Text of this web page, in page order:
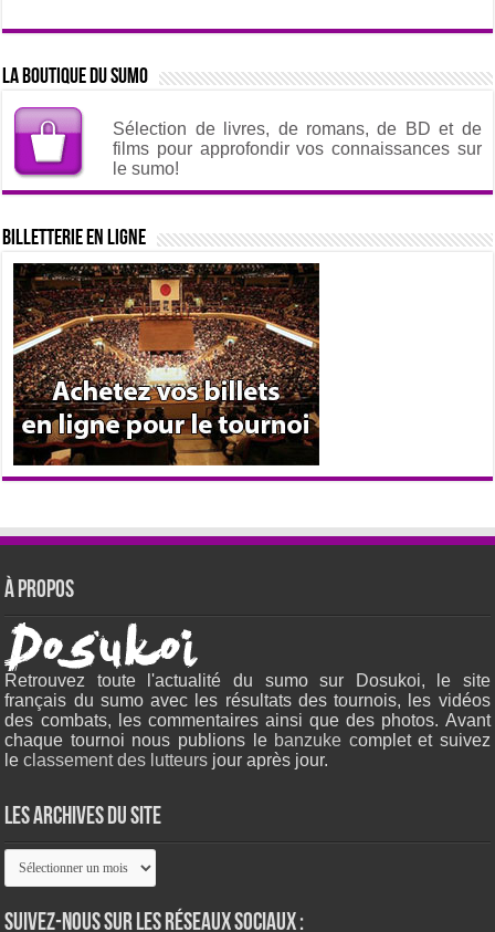
La boutique du sumo
Sélection de livres, de romans, de BD et de
films pour approfondir vos connaissances sur
le sumo!
Billetterie en ligne
À propos
Retrouvez toute l'actualité du sumo sur Dosukoi, le site
français du sumo avec les résultats des tournois, les vidéos
des combats, les commentaires ainsi que des photos. Avant
chaque tournoi nous publions le banzuke complet et suivez
leclassement des lutteurs jour après jour.
Les archives du site
Les
archives
site
Suivez-nous sur les réseaux sociaux :